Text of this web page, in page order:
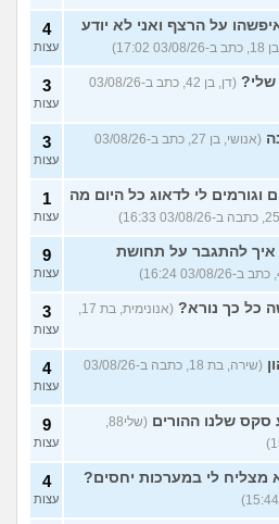
על הרצף ואני לא יודע
4
עצות
(דן, בן 42, כתב ב-03/08/26
3
עצות
(אנושי, בן 27, כתב ב-03/08/26
3
עצות
וגורמים לי לדאוג כל היום מה
1
עצות
איך להתגבר על תחושת
9
עצות
כל כך נורא? 3
עצות
(שירה, בת 18, כתבה ב-03/08/26
4
עצות
שלנו ההורים 9
עצות
מצליח לי במערכות יחסים? 4
עצות